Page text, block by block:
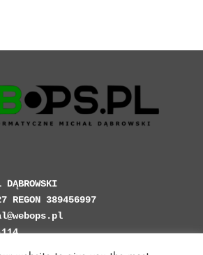
DĄBROWSKI
REGON 389456997